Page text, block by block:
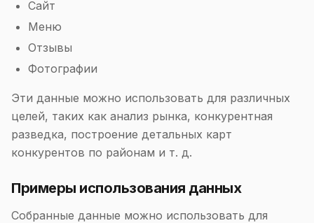
Сайт
Меню
Отзывы
Фотографии
Эти данные можно использовать для различных
целей, таких как анализ рынка, конкурентная
разведка, построение детальных карт
конкурентов по районам и т. д.
Примеры использования данных
Собранные данные можно использовать для